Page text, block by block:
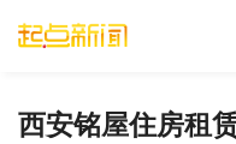
西安铭屋住房租